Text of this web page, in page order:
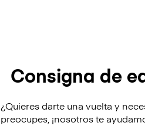
Consigna de
¿Quieres darte una vuelta y
preocupes, ¡nosotros te